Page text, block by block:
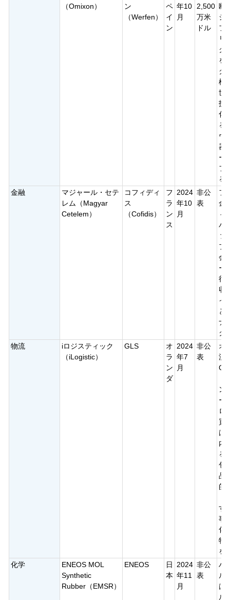
（Omixon）
ン
（Werfen）
ペ
イ
ン
年10
月
2,500
万米
ドル
断
シ
フ
リ
ク
を
ク
植
世
技
化
る
ヴ
器
ー
フ
る
金融
マジャール・セテ
レム（Magyar
Cetelem）
コフィディ
ス
（Cofidis）
フ
ラ
ン
ス
2024
年10
月
非公
表
フ
金
ィ
バ
ァ
プ
会
ー
行
収
イ
と
ナ
ク
物流
iロジスティック
（iLogistic）
GLS
オ
ラ
ン
ダ
2024
年7
月
非公
表
オ
流
ン
ー
ロ
買
は
内
る
包
品
的
す
事
化
物
を
化学
ENEOS MOL
Synthetic
Rubber（EMSR）
ENEOS
日
本
2024
年11
月
非公
表
ハ
ル
は
ル